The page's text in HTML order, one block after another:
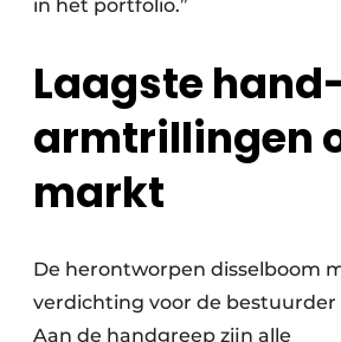
in het portfolio.”
Laagste
armtrillingen
markt
De herontworpen disselboom
verdichting voor de bestuurder
Aan de handgreep zijn alle